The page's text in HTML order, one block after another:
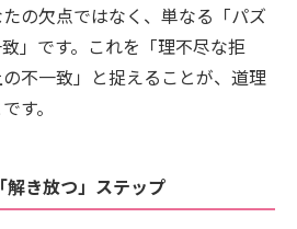
の欠点ではなく、単なる「パズ
」です。これを「理不尽な拒
不一致」と捉えることが、道理
す。
き放つ」ステップ